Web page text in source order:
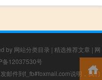
by 网站分类目录 | 精选推荐文章 | 网
备12037530号
邮件到f_fb#foxmail.com说明，我们